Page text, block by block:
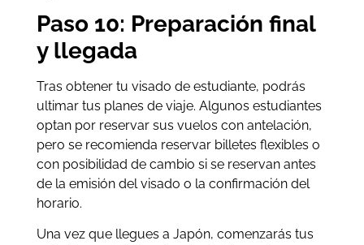
Paso 10: Preparación final
y llegada
Tras obtener tu visado de estudiante, podrás
ultimar tus planes de viaje. Algunos estudiantes
optan por reservar sus vuelos con antelación,
pero se recomienda reservar billetes flexibles o
con posibilidad de cambio si se reservan antes
de la emisión del visado o la confirmación del
horario.
Una vez que llegues a Japón, comenzarás tus